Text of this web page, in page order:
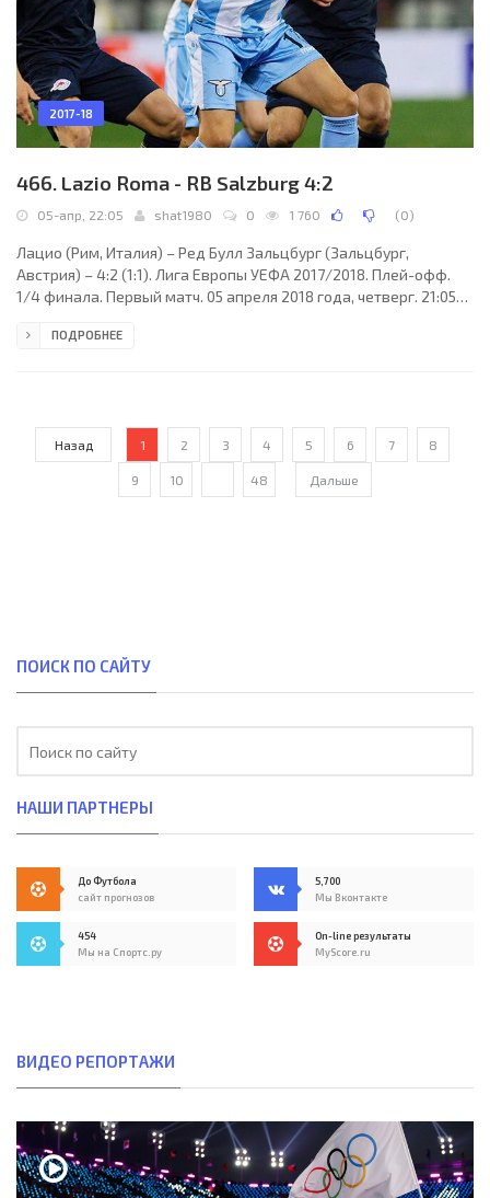
2017-18
466. Lazio Roma - RB Salzburg 4:2
05-апр, 22:05 shat1980 0 1 760 (0)
Лацио (Рим, Италия) – Ред Булл Зальцбург (Зальцбург,
Австрия) – 4:2 (1:1). Лига Европы УЕФА 2017/2018. Плей-офф.
1/4 финала. Первый матч. 05 апреля 2018 года, четверг. 21:05
Олимпико. 45000 зрителей (62 % при вместимости 72698).
Румыния). Дополнительные помощники рефери:
ПОДРОБНЕЕ
Назад 1 2 3 4 5 6 7 8
9 10 48 Дальше
ПОИСК ПО САЙТУ
НАШИ ПАРТНЕРЫ
До Футбола
сайт прогнозов
5,700
Мы Вконтакте
454
Мы на Спортс.ру
On-line результаты
MyScore.ru
ВИДЕО РЕПОРТАЖИ